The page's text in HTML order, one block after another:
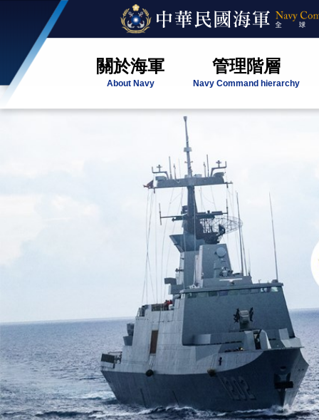
關於海軍
About Navy
管理階層
Navy Command hierarchy